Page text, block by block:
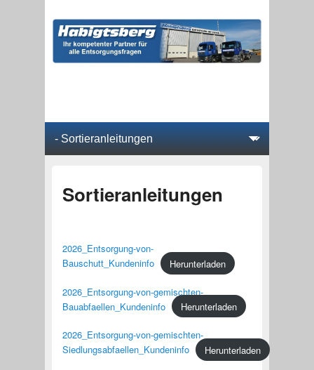
Sortieranleitungen
2026_Entsorgung-von-
Bauschutt_Kundeninfo
Herunterladen
2026_Entsorgung-von-gemischten-
Bauabfaellen_Kundeninfo
Herunterladen
2026_Entsorgung-von-gemischten-
Siedlungsabfaellen_Kundeninfo
Herunterladen